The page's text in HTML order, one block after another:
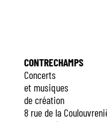
CONTRECHAMPS
Concerts
et musiques
de création
8 rue de la